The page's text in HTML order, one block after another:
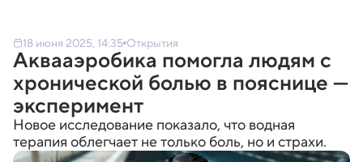
18 июня 2025, 14:35 Открытия
Аквааэробика помогла людям с
хронической болью в пояснице —
эксперимент
Новое исследование показало, что водная
терапия облегчает не только боль, но и страхи.